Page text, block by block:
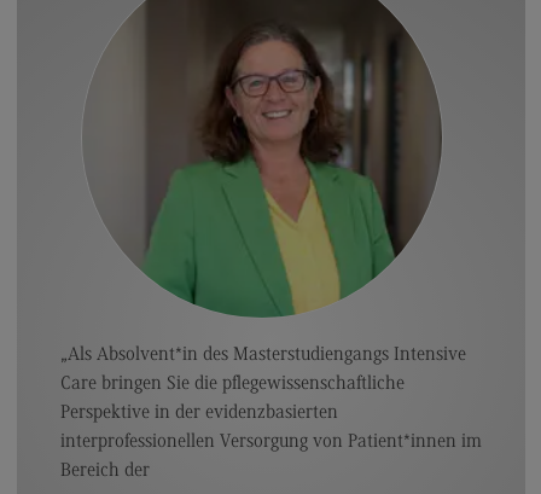
Berufsperspektiven
Kontakt
Governance Sozialer Arbeit
Governance Sozialer Arbeit
Modulangebot
Berufsperspektiven
Informatik
Informatik
Profil-O-Mat Informatik
(External link)
Rahmenbedingungen
„Als Absolvent*in des Masterstudiengangs Intensive
Care bringen Sie die pflegewissenschaftliche
Perspektive in der evidenzbasierten
interprofessionellen Versorgung von Patient*innen im
Bereich der